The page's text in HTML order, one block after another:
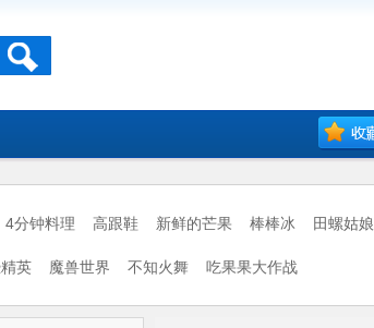
4分钟料理 高跟鞋 新鲜的芒果 棒棒冰 田螺姑娘
英 魔兽世界 不知火舞 吃果果大作战